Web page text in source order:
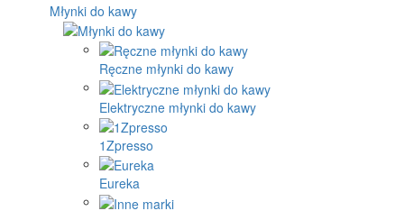
Młynki do kawy
Ręczne młynki do kawy
Elektryczne młynki do kawy
1Zpresso
Eureka